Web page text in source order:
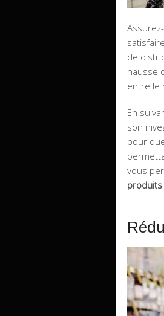
de
hausse
entre le
En
son
pour
vous